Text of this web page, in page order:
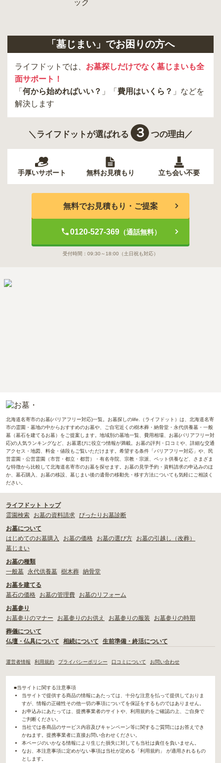
「墓じまい」でお困りの方へ
ライフドットでは、 お墓探しだけでなく墓じまいも全
面サポート！
「 何から始めればいい？ 」「 費用はいくら？ 」などを
解決します
＼ライフドットが選ばれる ３ つの理由／
手厚いサポート 無料お見積もり 立ち会い不要
無料でお見積もり・ご提案
0120-527-369（通話無料）
受付時間： 09:30～18:00 （土日祝も対応）
北海道名寄市のお墓(バリアフリー対応)一覧。お墓探しのlife.（ライフドット）は、北海道名寄
市の霊園・墓地の中からおすすめのお墓や、ご自宅近くの樹木葬・納骨堂・永代供養墓・一般
墓（墓石を建てるお墓）をご提案します。地域別の墓地一覧、費用相場、お墓(バリアフリー対
応)の人気ランキングなど、お墓選びに役立つ情報が満載。お墓の評判・口コミや、詳細な交通
アクセス・地図、料金・値段もご覧いただけます。希望する条件「バリアフリー対応」や、民
営霊園・公営霊園（市営・都立・都営）・有名寺院、宗教・宗派、ペット供養など、さまざま
な特徴から比較して北海道名寄市のお墓を探せます。お墓の見学予約・資料請求の申込みのほ
か、墓石購入、お墓の移設、墓じまい後の遺骨の移動先・移す方法についても気軽にご相談く
ださい。
ライフドット トップ
霊園検索
お墓の資料請求 ぴったりお墓診断
お墓について
はじめてのお墓購入
お墓の価格 お墓の選び方
お墓の引越し（改葬）
墓じまい
お墓の種類
一般墓
永代供養墓 樹木葬 納骨堂
お墓を建てる
墓石の価格
お墓の管理費
お墓のリフォーム
お墓参り
お墓参りのマナー
お墓参りのお供え お墓参りの服装
お墓参りの時期
葬儀について
仏壇・仏具について
相続について 生前準備・終活について
運営者情報 利用規約 プライバシーポリシー 口コミについて お問い合わせ
■当サイトに関する注意事項
当サイトで提供する商品の情報にあたっては、十分な注意を払って提供しておりま
すが、情報の正確性その他一切の事項についてを保証をするものではありません。
お申込みにあたっては、提携事業者のサイトや、利用規約をご確認の上、ご自身で
ご判断ください。
当社では各商品のサービス内容及びキャンペーン等に関するご質問にはお答えでき
かねます。提携事業者に直接お問い合わせください。
本ページのいかなる情報により生じた損失に対しても当社は責任を負いません。
なお、本注意事項に定めがない事項は当社が定める「利用規約」 が適用されるもの
とします。